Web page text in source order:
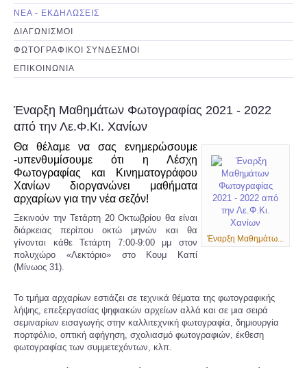
ΝΕΑ - ΕΚΔΗΛΩΣΕΙΣ
ΔΙΑΓΩΝΙΣΜΟΙ
ΦΩΤΟΓΡΑΦΙΚΟΙ ΣΥΝΔΕΣΜΟΙ
ΕΠΙΚΟΙΝΩΝΙΑ
Έναρξη Μαθημάτων Φωτογραφίας 2021 - 2022
από την Λε.Φ.Κι. Χανίων
Έναρξη Μαθημάτω...
Θα θέλαμε να σας ενημερώσουμε
-υπενθυμίσουμε ότι η Λέσχη
Φωτογραφίας και Κινηματογράφου
Χανίων διοργανώνει μαθήματα
αρχαρίων για την νέα σεζόν!
Ξεκινούν την Τετάρτη 20 Οκτωβρίου θα είναι
διάρκειας περίπου οκτώ μηνών και θα
γίνονται κάθε Τετάρτη 7:00-9:00 μμ στον
πολυχώρο «Λεκτόριο» στο Κουμ Καπί
(Μίνωος 31).
Το τμήμα αρχαρίων εστιάζει σε τεχνικά θέματα της φωτογραφικής
λήψης, επεξεργασίας ψηφιακών αρχείων αλλά και σε μια σειρά
σεμιναρίων εισαγωγής στην καλλιτεχνική φωτογραφία, δημιουργία
πορτφόλιο, οπτική αφήγηση, σχολιασμό φωτογραφιών, έκθεση
φωτογραφίας των συμμετεχόντων, κλπ.